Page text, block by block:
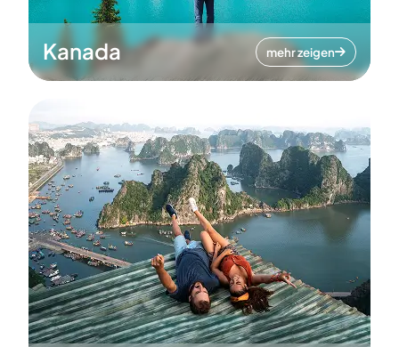
Kanada mehr zeigen